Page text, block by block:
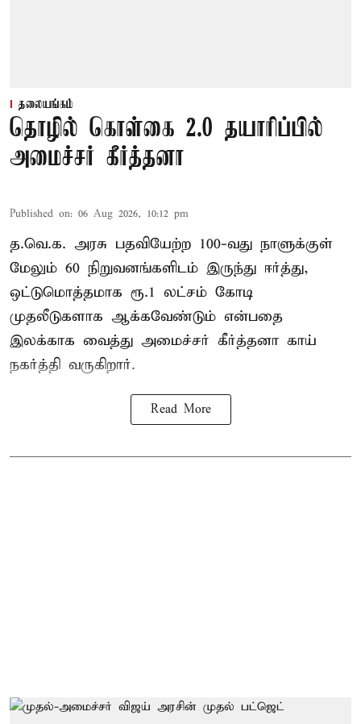
தலையங்கம்
தொழில் கொள்கை 2.0 தயாரிப்பில்
அமைச்சர் கீர்த்தனா
Published on: 06 Aug 2026, 10:12 pm
த.வெ.க. அரசு பதவியேற்ற 100-வது நாளுக்குள்
மேலும் 60 நிறுவனங்களிடம் இருந்து ஈர்த்து,
ஒட்டுமொத்தமாக ரூ.1 லட்சம் கோடி
முதலீடுகளாக ஆக்கவேண்டும் என்பதை
இலக்காக வைத்து அமைச்சர் கீர்த்தனா காய்
நகர்த்தி வருகிறார்.
Read More